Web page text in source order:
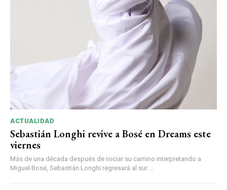
ACTUALIDAD
Sebastián Longhi revive a Bosé en Dreams este
viernes
Más de una década después de iniciar su camino interpretando a
Miguel Bosé, Sebastián Longhi regresará al sur ...